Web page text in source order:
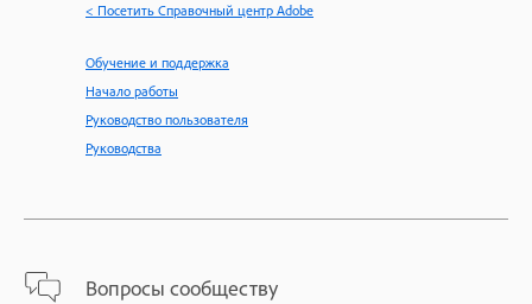
< Посетить Справочный центр Adobe
Обучение и поддержка
Начало работы
Руководство пользователя
Руководства
Вопросы сообществу